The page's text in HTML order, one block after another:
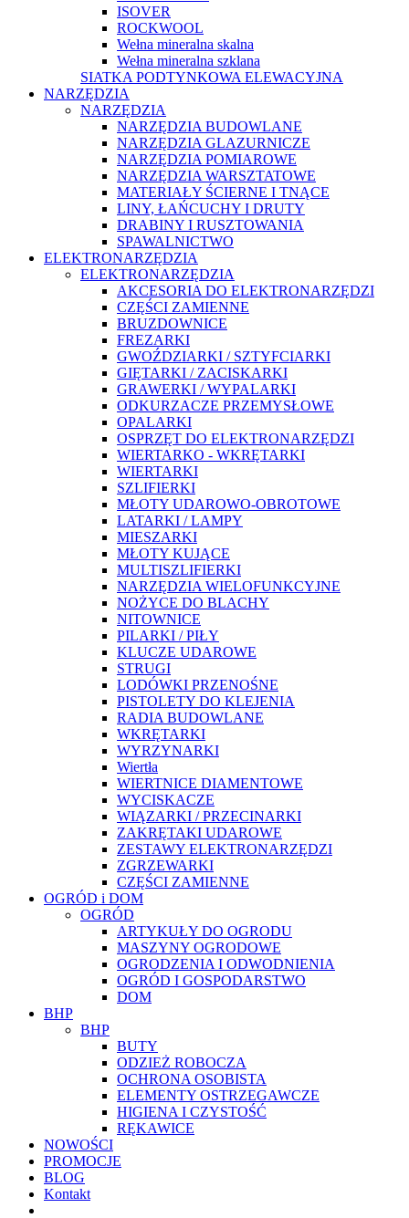
ISOVER
ROCKWOOL
Wełna mineralna skalna
Wełna mineralna szklana
SIATKA PODTYNKOWA ELEWACYJNA
NARZĘDZIA
NARZĘDZIA
NARZĘDZIA BUDOWLANE
NARZĘDZIA GLAZURNICZE
NARZĘDZIA POMIAROWE
NARZĘDZIA WARSZTATOWE
MATERIAŁY ŚCIERNE I TNĄCE
LINY, ŁAŃCUCHY I DRUTY
DRABINY I RUSZTOWANIA
SPAWALNICTWO
ELEKTRONARZĘDZIA
ELEKTRONARZĘDZIA
AKCESORIA DO ELEKTRONARZĘDZI
CZĘŚCI ZAMIENNE
BRUZDOWNICE
FREZARKI
GWOŹDZIARKI / SZTYFCIARKI
GIĘTARKI / ZACISKARKI
GRAWERKI / WYPALARKI
ODKURZACZE PRZEMYSŁOWE
OPALARKI
OSPRZĘT DO ELEKTRONARZĘDZI
WIERTARKO - WKRĘTARKI
WIERTARKI
SZLIFIERKI
MŁOTY UDAROWO-OBROTOWE
LATARKI / LAMPY
MIESZARKI
MŁOTY KUJĄCE
MULTISZLIFIERKI
NARZĘDZIA WIELOFUNKCYJNE
NOŻYCE DO BLACHY
NITOWNICE
PILARKI / PIŁY
KLUCZE UDAROWE
STRUGI
LODÓWKI PRZENOŚNE
PISTOLETY DO KLEJENIA
RADIA BUDOWLANE
WKRĘTARKI
WYRZYNARKI
Wiertła
WIERTNICE DIAMENTOWE
WYCISKACZE
WIĄZARKI / PRZECINARKI
ZAKRĘTAKI UDAROWE
ZESTAWY ELEKTRONARZĘDZI
ZGRZEWARKI
CZĘŚCI ZAMIENNE
OGRÓD i DOM
OGRÓD
ARTYKUŁY DO OGRODU
MASZYNY OGRODOWE
OGRODZENIA I ODWODNIENIA
OGRÓD I GOSPODARSTWO
DOM
BHP
BHP
BUTY
ODZIEŻ ROBOCZA
OCHRONA OSOBISTA
ELEMENTY OSTRZEGAWCZE
HIGIENA I CZYSTOŚĆ
RĘKAWICE
NOWOŚCI
PROMOCJE
BLOG
Kontakt